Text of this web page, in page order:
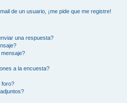
de un usuario, ¡me pide que me registre!
una respuesta?
a la encuesta?
foro?